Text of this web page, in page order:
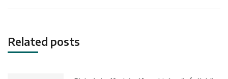
Related posts